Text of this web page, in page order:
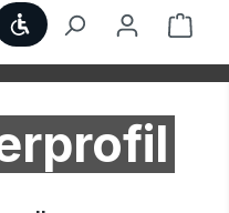
Werkzeugleiste